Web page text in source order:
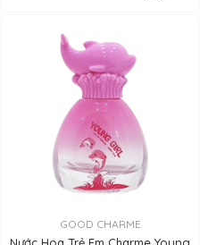
GOOD CHARME